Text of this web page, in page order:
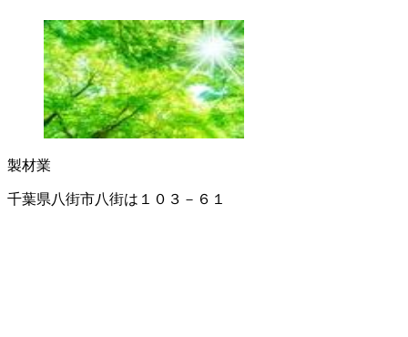
製材業
千葉県八街市八街は１０３－６１